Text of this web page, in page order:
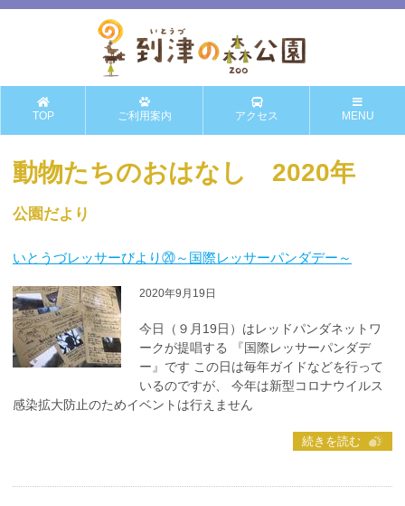
TOP ご利用案内 アクセス MENU
動物たちのおはなし 2020年
公園だより
いとうづレッサーびより⑳～国際レッサーパンダデー～
2020年9月19日
今日（９月19日）はレッドパンダネットワ
ークが提唱する 『国際レッサーパンダデ
ー』です この日は毎年ガイドなどを行って
いるのですが、 今年は新型コロナウイルス
感染拡大防止のためイベントは行えません
続きを読む